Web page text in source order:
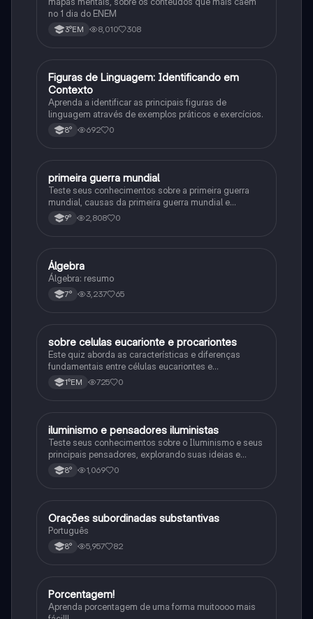
no 1 dia do ENEM
3°EM 8,010 308
FPortuguês
Figuras de Linguagem: Identificando em
Contexto
Aprenda a identificar as principais figuras de
linguagem através de exemplos práticos e exercícios.
8° 692 0
História
primeira guerra mundial
Teste seus conhecimentos sobre a primeira guerra
mundial, causas da primeira guerra mundial e
consequências da Primeira Guerra Mundial, fases da
primeira guerra mundial
9° 2,808 0
Matematica
Álgebra
Álgebra: resumo
7° 3,237 65
Biologia
sobre celulas eucarionte e procariontes
Este quiz aborda as características e diferenças
fundamentais entre células eucariontes e
procariontes.
1°EM 725 0
História
iluminismo e pensadores iluministas
Teste seus conhecimentos sobre o Iluminismo e seus
principais pensadores, explorando suas ideias e
impacto histórico.
8° 1,069 0
Português
Orações subordinadas substantivas
Português
8° 5,957 82
Matematica
Porcentagem!
Aprenda porcentagem de uma forma muitoooo mais